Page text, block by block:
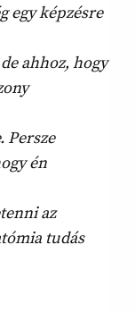
egy képzésre
ahhoz, hogy
Persze
én
az
tudás